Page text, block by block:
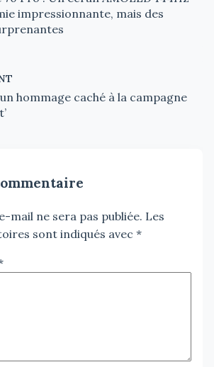
impressionnante, mais des
hommage caché à la campagne
mail ne sera pas publiée. Les
sont indiqués avec *